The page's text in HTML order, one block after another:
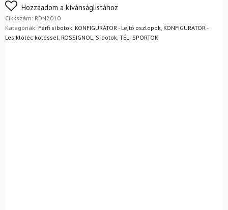
Nem biztos a választásában? Semmi gond – a terméket
egyszerűen visszaküldheti 14 napon belül, indoklás nélkül.
Mik a visszaküldés feltételei?
Hozzáadom a kívánságlistához
Cikkszám: RDN2010
Kategóriák: Férfi síbotok KONFIGURÁTOR - Lejtő oszlopok KONFIGURATOR -
Lesiklóléc kötéssel ROSSIGNOL Síbotok TÉLI SPORTOK